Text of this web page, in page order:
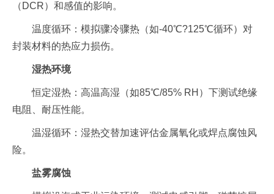
（DCR）和感值的影响。
温度循环：模拟骤冷骤热（如-40℃?125℃循环）对
封装材料的热应力损伤。
湿热环境
恒定湿热：高温高湿（如85℃/85% RH）下测试绝缘
电阻、耐压性能。
温湿循环：湿热交替加速评估金属氧化或焊点腐蚀风
险。
盐雾腐蚀